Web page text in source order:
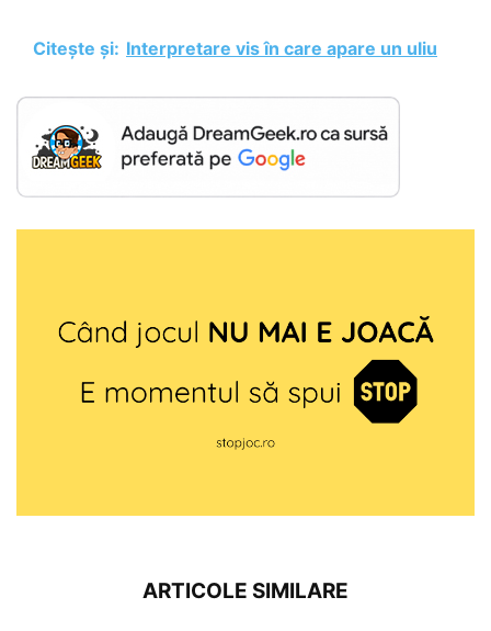
Citește și: Interpretare vis în care apare un uliu
ARTICOLE SIMILARE